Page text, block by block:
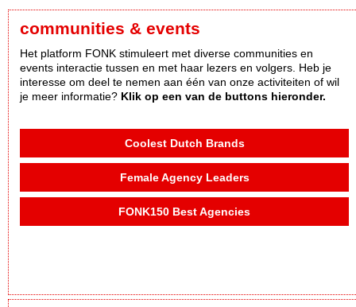
communities & events
Het platform FONK stimuleert met diverse communities en
events interactie tussen en met haar lezers en volgers. Heb je
interesse om deel te nemen aan één van onze activiteiten of wil
je meer informatie? Klik op een van de buttons hieronder.
Coolest Dutch Brands
Female Agency Leaders
FONK150 Best Agencies